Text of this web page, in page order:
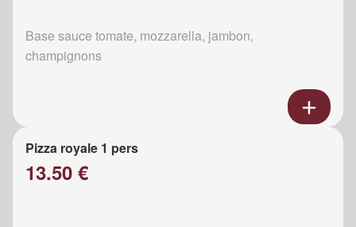
Base sauce tomate, mozzarella, jambon,
champignons
Pizza royale 1 pers
13.50 €